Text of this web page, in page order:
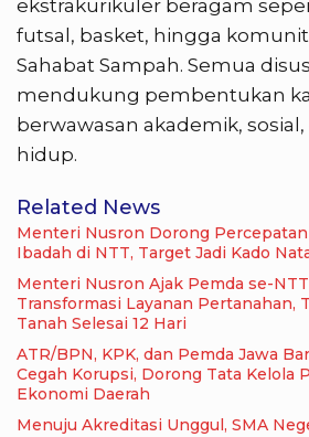
ekstrakurikuler beragam
futsal, basket, hingga
Sahabat Sampah. Semua
mendukung pembentukan
berwawasan akademik,
hidup.
Related News
Menteri Nusron Dorong
Ibadah di NTT, Target Jadi Kado
Menteri Nusron Ajak Pemda se-
Transformasi Layanan Pertanahan,
Tanah Selesai 12 Hari
ATR/BPN, KPK, dan Pemda Jawa
Cegah Korupsi, Dorong Tata Kelola
Ekonomi Daerah
Menuju Akreditasi Unggul, SMA Negeri 9 Raja